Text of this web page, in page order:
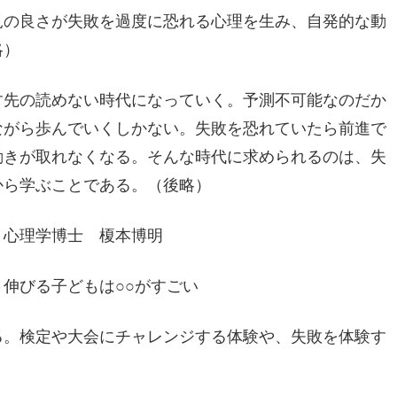
良さが失敗を過度に恐れる心理を生み、自発的な動
の読めない時代になっていく。予測不可能なのだか
ら歩んでいくしかない。失敗を恐れていたら前進で
が取れなくなる。そんな時代に求められるのは、失
学ぶことである。（後略）
榎本博明
○○がすごい
定や大会にチャレンジする体験や、失敗を体験す